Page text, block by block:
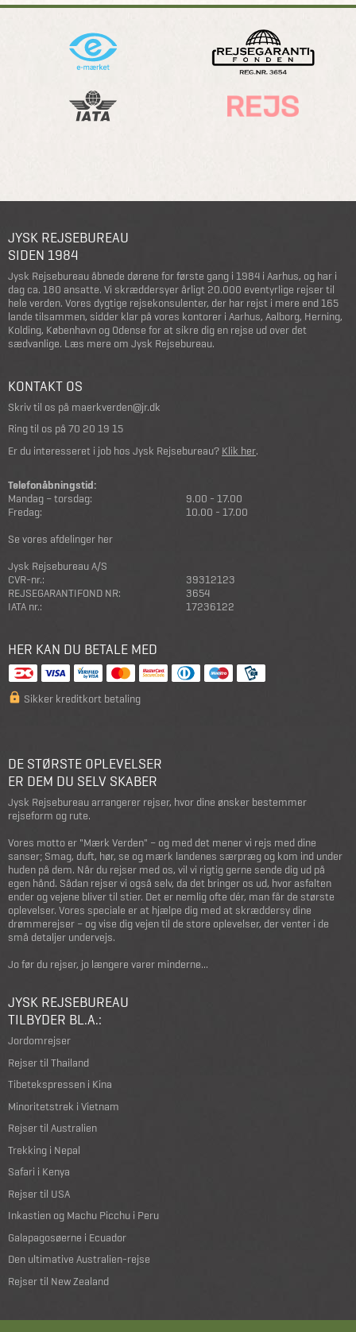
JYSK REJSEBUREAU
SIDEN 1984
Jysk Rejsebureau åbnede dørene for første gang i 1984 i Aarhus, og har i
dag ca. 180 ansatte. Vi skræddersyer årligt 20.000 eventyrlige rejser til
hele verden. Vores dygtige rejsekonsulenter, der har rejst i mere end 165
lande tilsammen, sidder klar på vores kontorer i Aarhus, Aalborg, Herning,
Kolding, København og Odense for at sikre dig en rejse ud over det
sædvanlige. Læs mere om Jysk Rejsebureau.
KONTAKT OS
Skriv til os på maerkverden@jr.dk
Ring til os på 70 20 19 15
Er du interesseret i job hos Jysk Rejsebureau? Klik her.
Telefonåbningstid:
Mandag – torsdag:
9.00 - 17.00
Fredag:
10.00 - 17.00
Se vores afdelinger her
Jysk Rejsebureau A/S
CVR-nr.:
39312123
REJSEGARANTIFOND NR:
3654
IATA nr.:
17236122
HER KAN DU BETALE MED
Sikker kreditkort betaling
DE STØRSTE OPLEVELSER
ER DEM DU SELV SKABER
Jysk Rejsebureau arrangerer rejser, hvor dine ønsker bestemmer
rejseform og rute.
Vores motto er "Mærk Verden" – og med det mener vi rejs med dine
sanser; Smag, duft, hør, se og mærk landenes særpræg og kom ind under
huden på dem. Når du rejser med os, vil vi rigtig gerne sende dig ud på
egen hånd. Sådan rejser vi også selv, da det bringer os ud, hvor asfalten
ender og vejene bliver til stier. Det er nemlig ofte dér, man får de største
oplevelser. Vores speciale er at hjælpe dig med at skræddersy dine
drømmerejser – og vise dig vejen til de store oplevelser, der venter i de
små detaljer undervejs.
Jo før du rejser, jo længere varer minderne...
JYSK REJSEBUREAU
TILBYDER BL.A.:
Jordomrejser
Rejser til Thailand
Tibetekspressen i Kina
Minoritetstrek i Vietnam
Rejser til Australien
Trekking i Nepal
Safari i Kenya
Rejser til USA
Inkastien og Machu Picchu i Peru
Galapagosøerne i Ecuador
Den ultimative Australien-rejse
Rejser til New Zealand